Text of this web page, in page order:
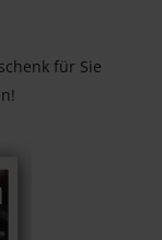
für Sie